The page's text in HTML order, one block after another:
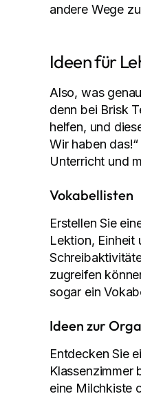
andere Wege
Ideen für
Also, was
denn bei Brisk
helfen, und
Wir haben
Unterricht und
Vokabellisten
Erstellen Sie
Lektion,
zugreifen
sogar ein
Ideen zur
Entdecken Sie
Klassenzimmer
eine Milchkiste